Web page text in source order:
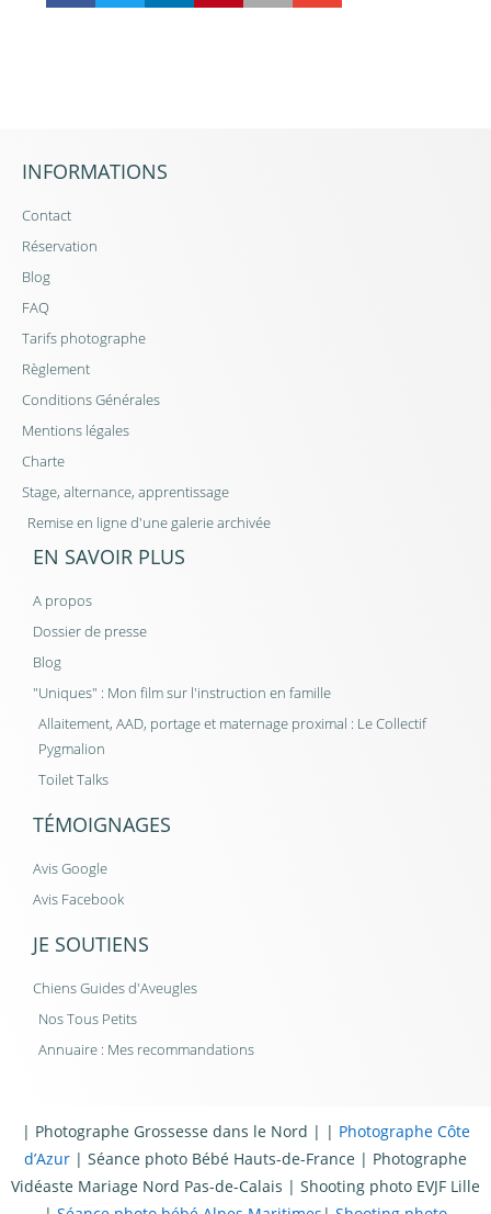
INFORMATIONS
Contact
Réservation
Blog
FAQ
Tarifs photographe
Règlement
Conditions Générales
Mentions légales
Charte
Stage, alternance, apprentissage
Remise en ligne d'une galerie archivée
EN SAVOIR PLUS
A propos
Dossier de presse
Blog
"Uniques" : Mon film sur l'instruction en famille
Allaitement, AAD, portage et maternage proximal : Le Collectif
Pygmalion
Toilet Talks
TÉMOIGNAGES
Avis Google
Avis Facebook
JE SOUTIENS
Chiens Guides d'Aveugles
Nos Tous Petits
Annuaire : Mes recommandations
| Photographe Grossesse dans le Nord | | Photographe Côte
d’Azur | Séance photo Bébé Hauts-de-France | Photographe
Vidéaste Mariage Nord Pas-de-Calais | Shooting photo EVJF Lille